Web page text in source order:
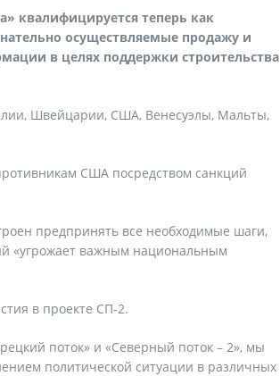
квалифицируется теперь как
осуществляемые продажу и
в целях поддержки строительства
Швейцарии, США, Венесуэлы, Мальты,
США посредством санкций
предпринять все необходимые шаги,
«угрожает важным национальным
в проекте СП-2.
поток» и «Северный поток – 2», мы
политической ситуации в различных